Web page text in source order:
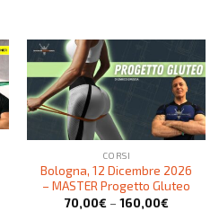
CORSI
Bologna, 12 Dicembre 2026
– MASTER Progetto Gluteo
70,00€ – 160,00€